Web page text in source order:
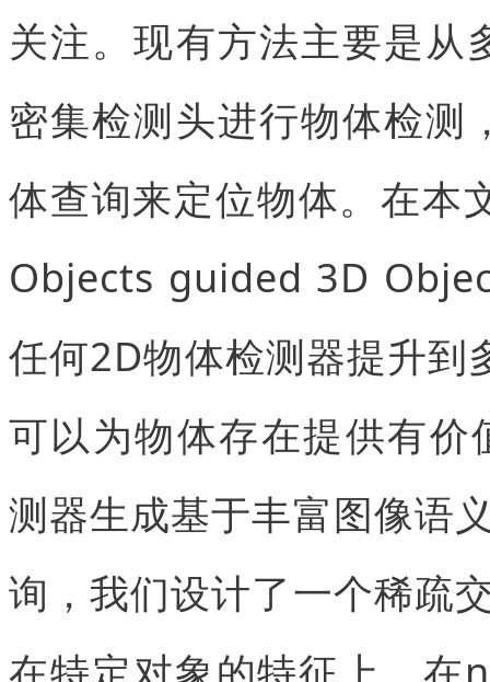
关注。现有方法主要是
密集检测头进行物体检
体查询来定位物体。在
Objects guided 3D
任何2D物体检测器提升
可以为物体存在提供有
测器生成基于丰富图像语
询，我们设计了一个稀疏
在特定对象的特征上。在